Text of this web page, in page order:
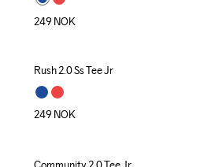
249 NOK
Rush 2.0 Ss Tee Jr
249 NOK